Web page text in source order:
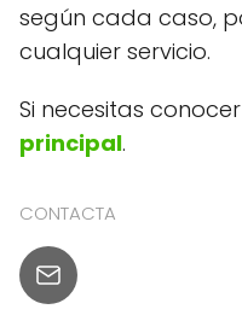
según cada caso,
cualquier servicio.
Si necesitas
principal.
CONTACTA